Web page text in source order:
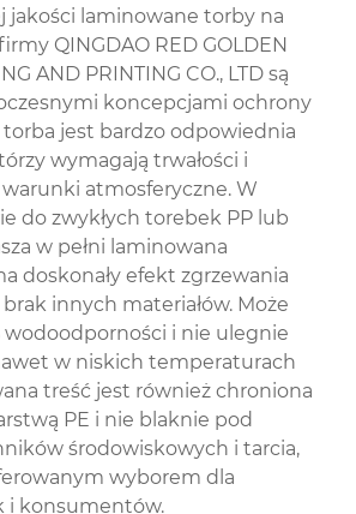
jakości laminowane torby na
QINGDAO RED GOLDEN
AND PRINTING CO., LTD są
koncepcjami ochrony
torba jest bardzo odpowiednia
wymagają trwałości i
atmosferyczne. W
do zwykłych torebek PP lub
w pełni laminowana
doskonały efekt zgrzewania
innych materiałów. Może
wodoodporności i nie ulegnie
w niskich temperaturach
treść jest również chroniona
PE i nie blaknie pod
środowiskowych i tarcia,
wyborem dla
i konsumentów.